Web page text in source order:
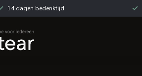
14 dagen bedenktijd